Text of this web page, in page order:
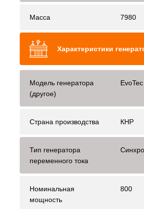
Масса 7980
Характеристики
Модель генератора
(другое)
Страна производства КНР
Тип генератора
переменного тока
Номинальная
мощность
800